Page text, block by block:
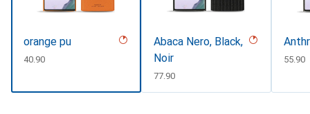
orange pu
CHF
40.90
Abaca Nero, Black,
Noir
CHF
77.90
CHF
55.90